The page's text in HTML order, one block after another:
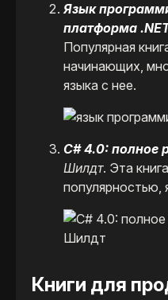
Язык
платформа
Популярная
начинающих,
языка с нее.
C# 4.0: полное
Шилдт. Эта
популярностью,
Книги для